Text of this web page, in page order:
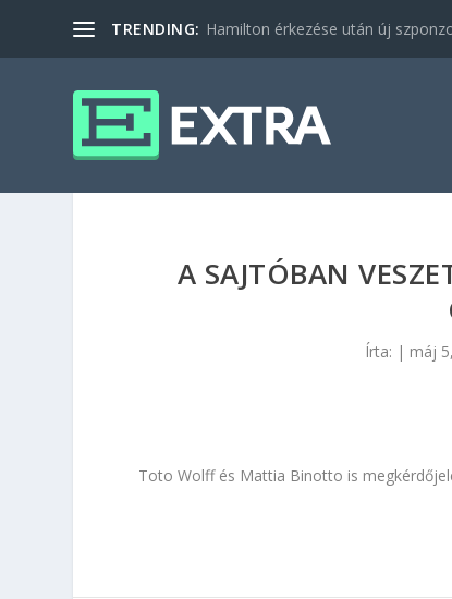
TRENDING: Hamilton érkezése után új
A SAJTÓBAN
Írta: | máj
Toto Wolff és Mattia Binotto is